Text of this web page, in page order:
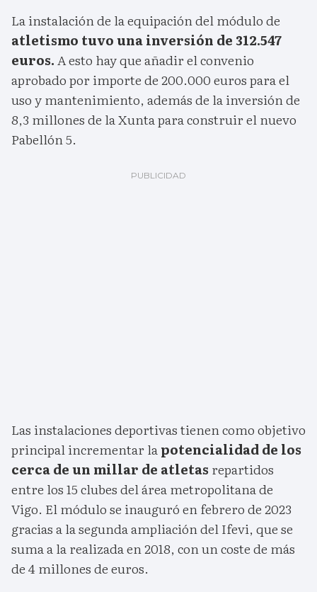
La instalación de la equipación del módulo de
atletismo tuvo una inversión de 312.547
euros.A esto hay que añadir el convenio
aprobado por importe de 200.000 euros para el
uso y mantenimiento, además de la inversión de
8,3 millones de la Xunta para construir el nuevo
Pabellón 5.
Las instalaciones deportivas tienen como objetivo
principal incrementar lapotencialidad de los
cerca de un millar de atletas repartidos
entre los 15 clubes del área metropolitana de
Vigo. El módulo se inauguró en febrero de 2023
gracias a la segunda ampliación del Ifevi, que se
suma a la realizada en 2018, con un coste de más
de 4 millones de euros.